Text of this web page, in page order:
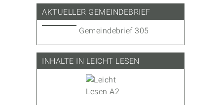
AKTUELLER GEMEINDEBRIEF
Gemeindebrief 305
INHALTE IN LEICHT LESEN